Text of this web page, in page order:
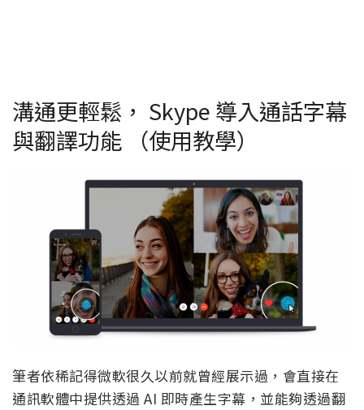
溝通更輕鬆， Skype 導入通話字幕
與翻譯功能 （使用教學）
筆者依稀記得微軟很久以前就曾經展示過，會直接在
通訊軟體中提供透過 AI 即時產生字幕，並能夠透過翻